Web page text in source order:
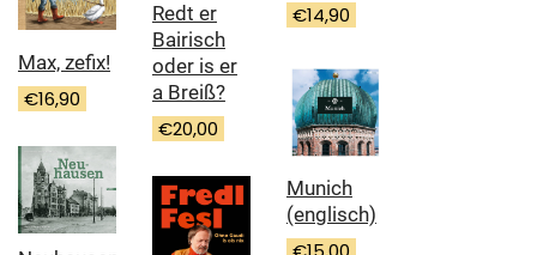
€14,90
Redt er
Bairisch
oder is er
a Breiß?
€20,00
Max, zefix!
€16,90
Munich
(englisch)